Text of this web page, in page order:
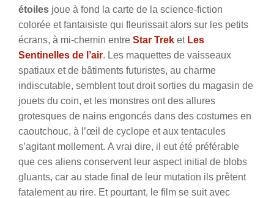
étoiles joue à fond la carte de la science-fiction
colorée et fantaisiste qui fleurissait alors sur les petits
écrans, à mi-chemin entre Star Trek et Les
Sentinelles de l’air. Les maquettes de vaisseaux
spatiaux et de bâtiments futuristes, au charme
indiscutable, semblent tout droit sorties du magasin de
jouets du coin, et les monstres ont des allures
grotesques de nains engoncés dans des costumes en
caoutchouc, à l’œil de cyclope et aux tentacules
s’agitant mollement. A vrai dire, il eut été préférable
que ces aliens conservent leur aspect initial de blobs
gluants, car au stade final de leur mutation ils prêtent
fatalement au rire. Et pourtant, le film se suit avec